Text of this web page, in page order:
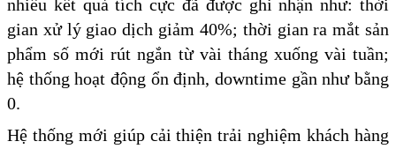
nhiều kết quả tích cực đã được ghi nhận như: thời
gian xử lý giao dịch giảm 40%; thời gian ra mắt sản
phẩm số mới rút ngắn từ vài tháng xuống vài tuần;
hệ thống hoạt động ổn định, downtime gần như bằng
0.
Hệ thống mới giúp cải thiện trải nghiệm khách hàng